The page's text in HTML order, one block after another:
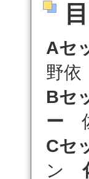
Aセ
野
Bセ
ー
Cセ
ン